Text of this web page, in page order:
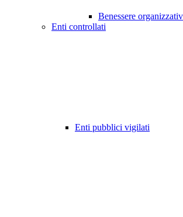
Benessere
Enti controllati
Enti pubblici vigilati